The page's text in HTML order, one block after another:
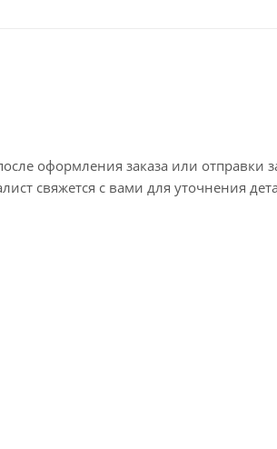
оформления заказа или
свяжется с вами для уточнения